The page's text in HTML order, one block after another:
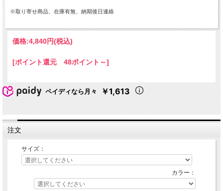
※取り寄せ商品、在庫有無、納期後日連絡
価格:4,840円(税込)
[ポイント還元 48ポイント～]
ペイディなら月々 ￥1,613
注文
サイズ：
カラー：